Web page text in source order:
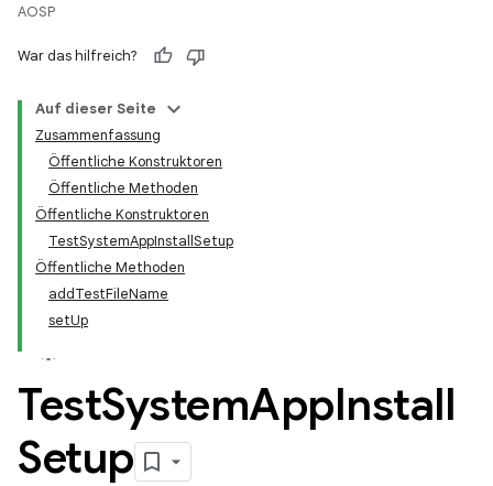
AOSP
War das hilfreich?
Auf dieser Seite
Zusammenfassung
Öffentliche Konstruktoren
Öffentliche Methoden
Öffentliche Konstruktoren
TestSystemAppInstallSetup
Öffentliche Methoden
addTestFileName
setUp
TestSystemAppInstall
Setup